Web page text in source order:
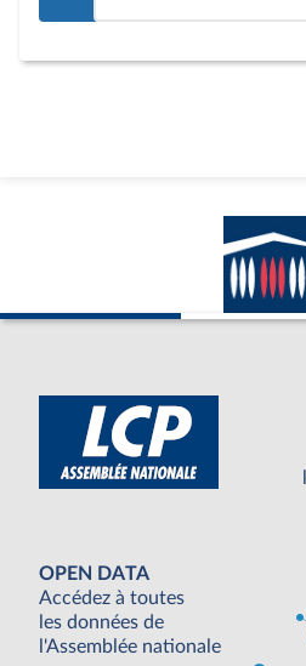
OPEN DATA
Accédez à toutes
les données de
l'Assemblée nationale